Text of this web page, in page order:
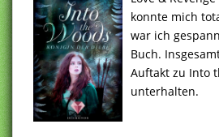
konnte mich
war ich
Buch.
Auftakt zu Into
unterhalten.